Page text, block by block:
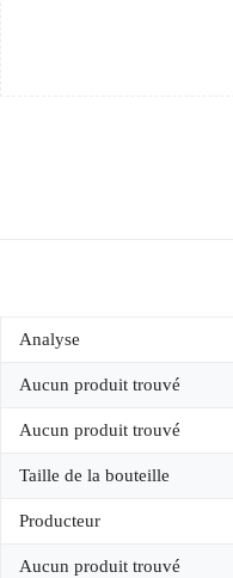
Analyse
Aucun produit trouvé
Aucun produit trouvé
Taille de la bouteille
Producteur
Aucun produit trouvé